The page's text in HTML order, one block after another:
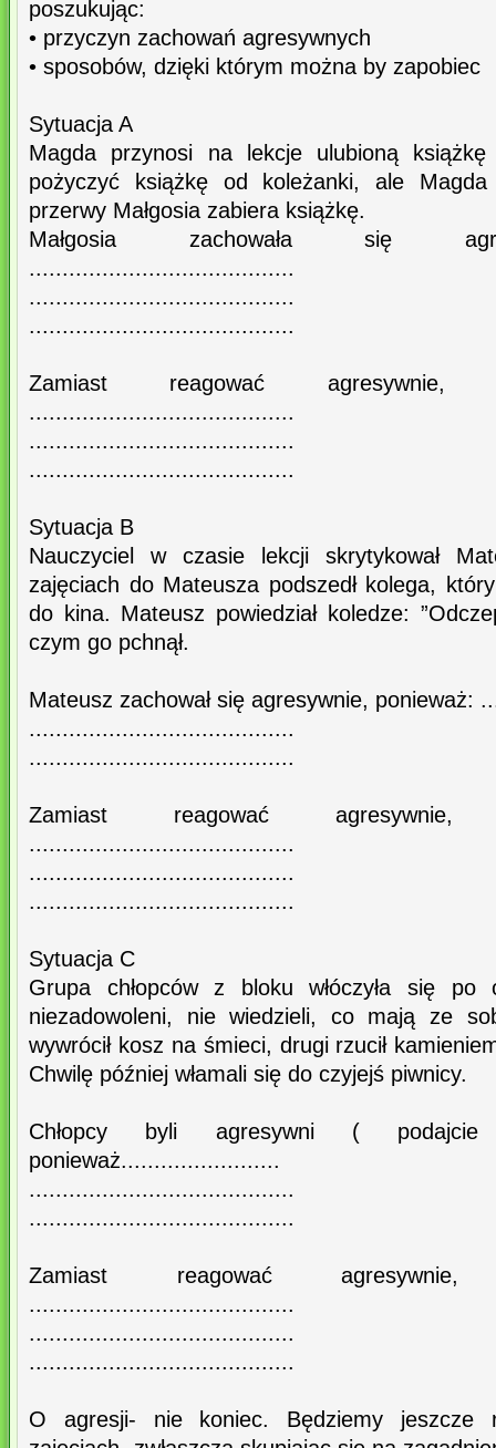
poszukując:
• przyczyn zachowań agresywnych
• sposobów, dzięki którym można by zapobiec
Sytuacja A
Magda przynosi na lekcje ulubioną książkę
pożyczyć książkę od koleżanki, ale
przerwy Małgosia zabiera książkę.
Małgosia zachowała się
........................................
........................................
........................................
Zamiast reagować agresywnie,
........................................
........................................
........................................
Sytuacja B
Nauczyciel w czasie lekcji skrytykował
zajęciach do Mateusza podszedł kolega,
do kina. Mateusz powiedział koledze:
czym go pchnął.
Mateusz zachował się agresywnie,
........................................
........................................
Zamiast reagować agresywnie,
........................................
........................................
........................................
Sytuacja C
Grupa chłopców z bloku włóczyła się
niezadowoleni, nie wiedzieli, co mają ze
wywrócił kosz na śmieci, drugi rzucił
Chwilę później włamali się do czyjejś piwnicy.
Chłopcy byli agresywni ( podajcie
ponieważ........................
........................................
........................................
Zamiast reagować
........................................
........................................
........................................
O agresji- nie koniec. Będziemy jeszcze